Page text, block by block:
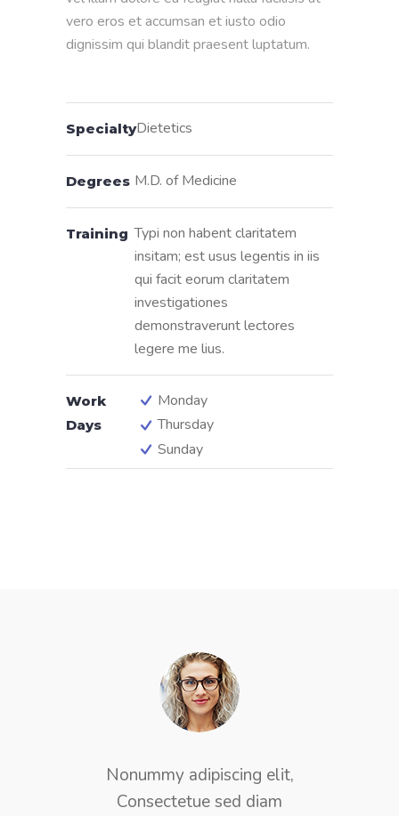
vero eros et accumsan et iusto odio
dignissim qui blandit praesent luptatum.
SpecialtyDietetics
Degrees M.D. of Medicine
Training Typi non habent claritatem
insitam; est usus legentis in iis
qui facit eorum claritatem
investigationes
demonstraverunt lectores
legere me lius.
Work
Days
Monday
Thursday
Sunday
Lorem ipsum dolor sit amet,
consectetuer adipiscing elit,